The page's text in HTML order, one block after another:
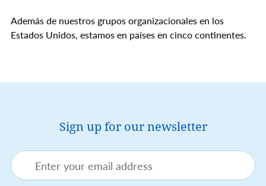
Además de nuestros grupos organizacionales en los
Estados Unidos, estamos en países en cinco continentes.
Sign up for our newsletter